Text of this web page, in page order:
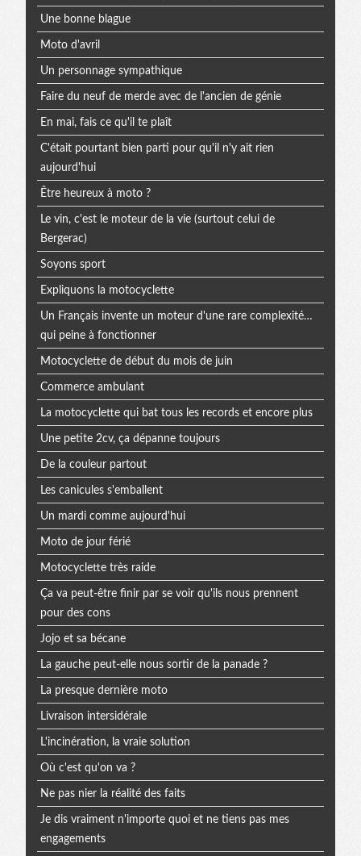
Une bonne blague
Moto d'avril
Un personnage sympathique
Faire du neuf de merde avec de l'ancien de génie
En mai, fais ce qu'il te plaît
C'était pourtant bien parti pour qu'il n'y ait rien
aujourd'hui
Être heureux à moto ?
Le vin, c'est le moteur de la vie (surtout celui de
Bergerac)
Soyons sport
Expliquons la motocyclette
Un Français invente un moteur d'une rare complexité…
qui peine à fonctionner
Motocyclette de début du mois de juin
Commerce ambulant
La motocyclette qui bat tous les records et encore plus
Une petite 2cv, ça dépanne toujours
De la couleur partout
Les canicules s'emballent
Un mardi comme aujourd'hui
Moto de jour férié
Motocyclette très raide
Ça va peut-être finir par se voir qu'ils nous prennent
pour des cons
Jojo et sa bécane
La gauche peut-elle nous sortir de la panade ?
La presque dernière moto
Livraison intersidérale
L'incinération, la vraie solution
Où c'est qu'on va ?
Ne pas nier la réalité des faits
Je dis vraiment n'importe quoi et ne tiens pas mes
engagements